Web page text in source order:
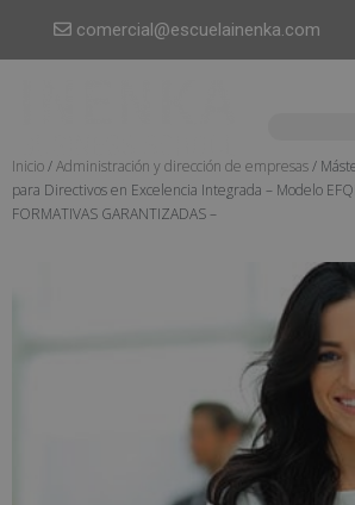
comercial@escuelainenka.com
Inicio/Administración y dirección de empresas/
para Directivos en Excelencia Integrada – Modelo
FORMATIVAS GARANTIZADAS –